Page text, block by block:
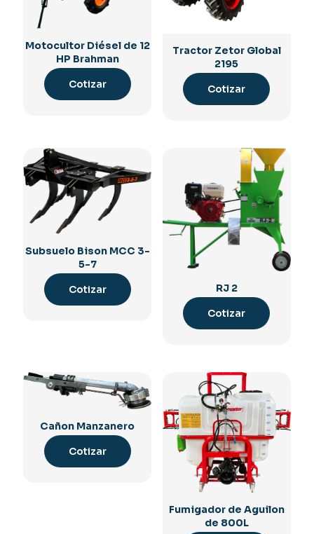
Motocultor Diésel de 12
HP Brahman
Cotizar
Tractor Zetor Global
2195
Cotizar
Subsuelo Bison MCC 3-
5-7
Cotizar
RJ 2
Cotizar
Cañon Manzanero
Cotizar
Fumigador de Aguilon
de 800L